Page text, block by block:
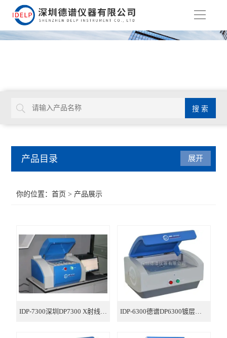
导
产品目录
ROHS检测仪
ROHS仪器
卤素检测仪
ROHS分析仪
展开
你的位置：首页 > 产品展示
IDP-7300深圳DP7300 X射线荧光光谱仪 IDP-6300德谱DP6300镀层测厚仪